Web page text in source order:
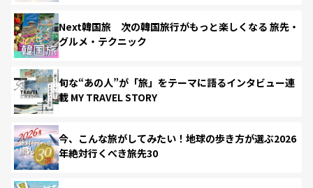
Next韓国旅 次の韓国旅行がもっと楽しくなる 旅先・
グルメ・テクニック
旬な“あの人”が「旅」をテーマに語るインタビュー連
載 MY TRAVEL STORY
今、こんな旅がしてみたい！地球の歩き方が選ぶ2026
年絶対行くべき旅先30